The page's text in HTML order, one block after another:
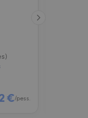
€/pess.